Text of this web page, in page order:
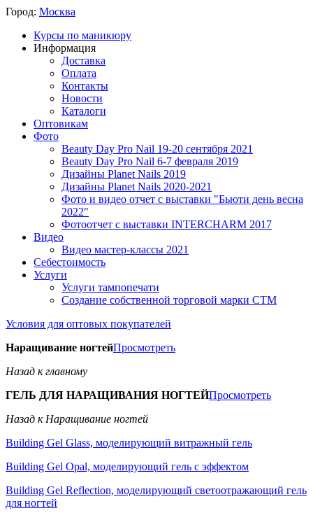
Город: Москва
Курсы по маникюру
Информация
Доставка
Оплата
Контакты
Новости
Каталоги
Оптовикам
Фото
Beauty Day Pro Nail 19-20 сентября 2021
Beauty Day Pro Nail 6-7 февраля 2019
Дизайны Planet Nails 2019
Дизайны Planet Nails 2020-2021
Фото и видео отчет с выставки "Бьюти день весна
2022"
Фотоотчет с выставки INTERCHARM 2017
Видео
Видео мастер-классы 2021
Себестоимость
Услуги
Услуги тампопечати
Создание собственной торговой марки СТМ
Условия для оптовых покупателей
Наращивание ногтейПросмотреть
Назад к главному
ГЕЛЬ ДЛЯ НАРАЩИВАНИЯ НОГТЕЙПросмотреть
Назад к Наращивание ногтей
Building Gel Glass, моделирующий витражный гель
Building Gel Opal, моделирующий гель с эффектом
Building Gel Reflection, моделирующий светоотражающий гель
для ногтей